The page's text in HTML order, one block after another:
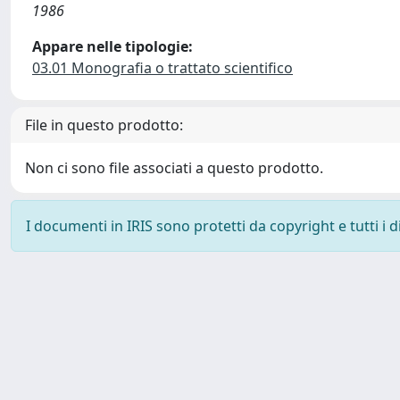
1986
Appare nelle tipologie:
03.01 Monografia o trattato scientifico
File in questo prodotto:
Non ci sono file associati a questo prodotto.
I documenti in IRIS sono protetti da copyright e tutti i